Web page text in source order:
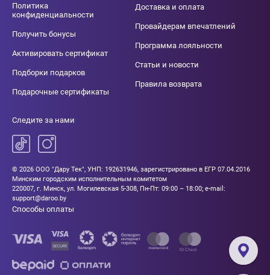
Политика
конфиденциальности
Получить бонусы
Активировать сертификат
Подборки подарков
Подарочные сертификаты
Доставка и оплата
Провайдерам впечатлений
Программа лояльности
Статьи и новости
Правила возврата
Следите за нами
© 2026 ООО "Дару Тек", УНП: 192631946, зарегистрировано в ЕГР 07.04.2016
Минским городским исполнительным комитетом
220007, г. Минск, ул. Могилевская 5-308, Пн-Пт: 09:00 – 18:00; e-mail:
support@daroo.by
Способы оплаты